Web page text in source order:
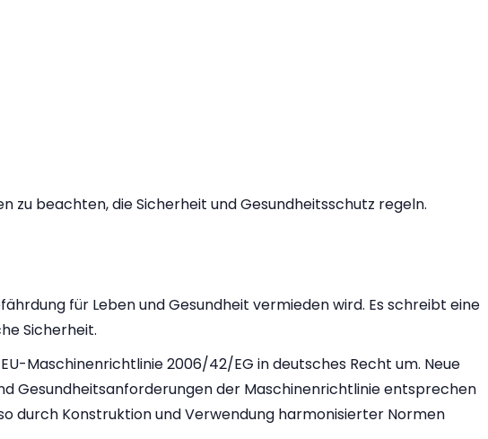
beachten, die Sicherheit und Gesundheitsschutz regeln.
für Leben und Gesundheit vermieden wird. Es schreibt eine
Sicherheit.
Maschinenrichtlinie 2006/42/EG in deutsches Recht um. Neue
Gesundheitsanforderungen der Maschinenrichtlinie entsprechen
durch Konstruktion und Verwendung harmonisierter Normen